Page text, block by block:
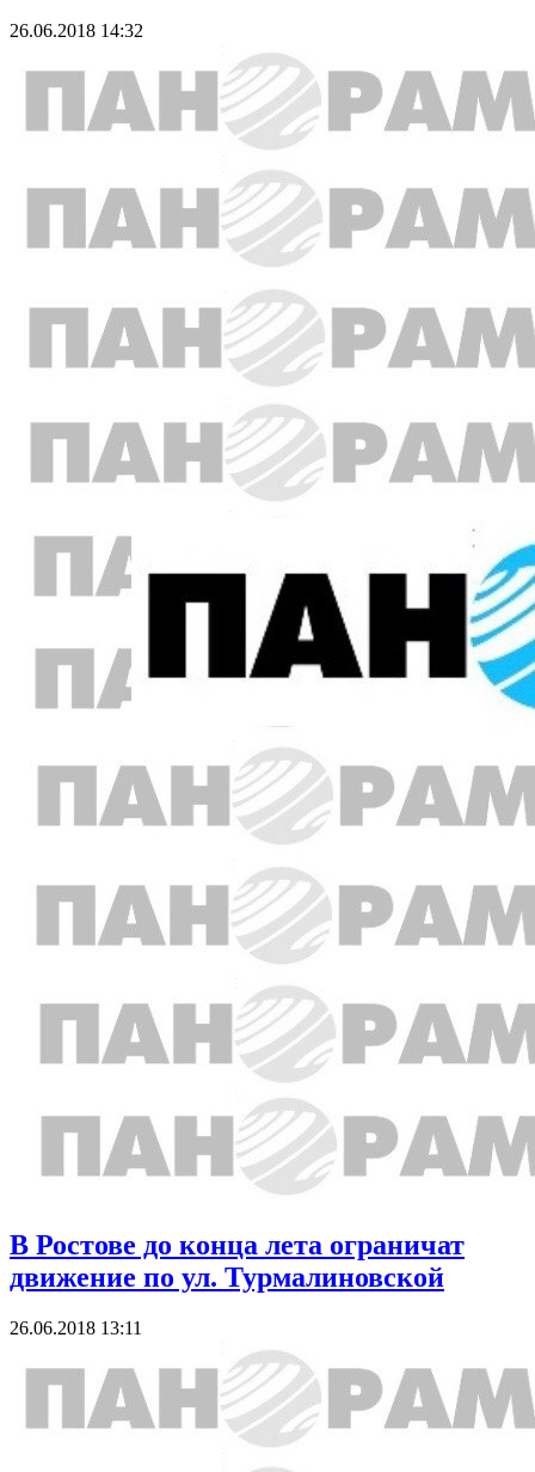
26.06.2018 14:32
В Ростове до конца лета ограничат
движение по ул. Турмалиновской
26.06.2018 13:11